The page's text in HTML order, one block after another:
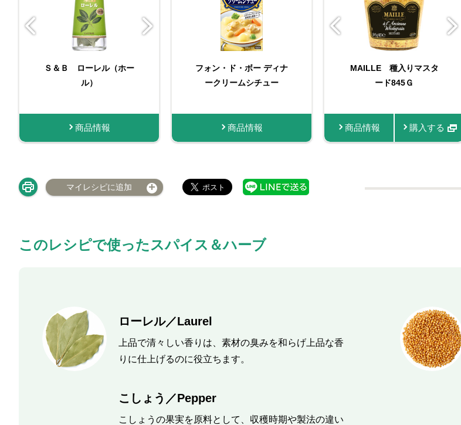
Ｓ＆Ｂ ローレル（ホー
ル）
商品情報
ＳＰＩＣＥ＆ＨＥＲＢ
袋入りローレル（ホー
商品情報
FAUCHON 袋入りロー
レル
商品情報 購入する
フォン・ド・ボー ディナ
ークリームシチュー
商品情報
MAILLE 種入りマスタ
ード 210g
購入する
MAILLE 種入りマスタ
ード845Ｇ
商品情報 購入する
マイチョイス コショ
ー 13g
商品情報 購入する
マイレシピに追加
このレシピで使ったスパイス＆ハーブ
ローレル／Laurel
上品で清々しい香りは、素材の臭みを和らげ上品な香
りに仕上げるのに役立ちます。
こしょう／Pepper
こしょうの果実を原料として、収穫時期や製法の違い